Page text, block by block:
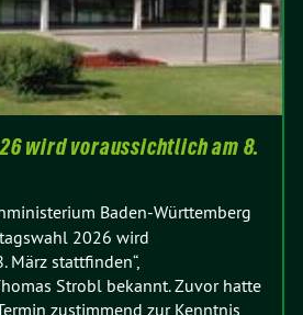
wird voraussichtlich am 8.
Baden-Württemberg
2026 wird
März stattfinden“,
Strobl bekannt. Zuvor hatte
zustimmend zur Kenntnis